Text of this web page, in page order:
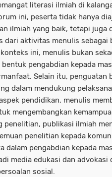
literasi ilmiah di
ini, peserta tidak hanya
ilmiah yang baik, tetapi juga
dari aktivitas menulis sebagai
ini, menulis bukan
pengabdian kepada
Selain itu, penguatan
dalam mendukung
pendidikan, menulis
mengembangkan
penelitian, publikasi ilmiah
penelitian kepada
dalam pengabdian kepada
media edukasi dan advokasi
sosial.